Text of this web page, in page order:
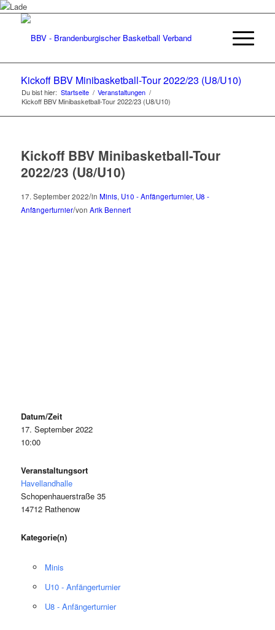
Kickoff BBV Minibasketball-Tour 2022/23 (U8/U10)
Du bist hier: Startseite / Veranstaltungen /
Kickoff BBV Minibasketball-Tour 2022/23 (U8/U10)
Kickoff BBV Minibasketball-Tour
2022/23 (U8/U10)
17. September 2022/in Minis, U10 - Anfängerturnier, U8 -
Anfängerturnier/von Arik Bennert
Datum/Zeit
17. September 2022
10:00
Veranstaltungsort
Havellandhalle
Schopenhauerstraße 35
14712 Rathenow
Kategorie(n)
Minis
U10 - Anfängerturnier
U8 - Anfängerturnier